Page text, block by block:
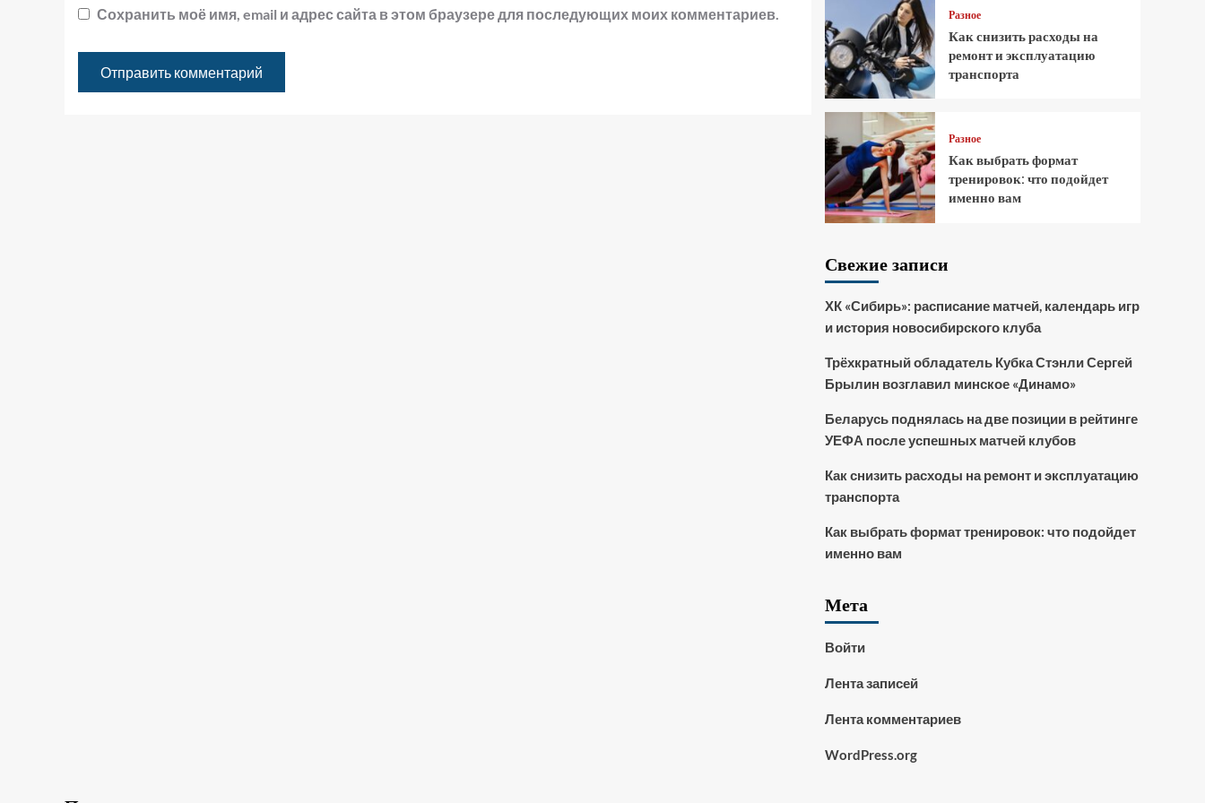
Сохранить моё имя, email и адрес сайта в этом браузере для последующих моих комментариев. Разное
Как снизить расходы на
ремонт и эксплуатацию
транспорта
Разное
Как выбрать формат
тренировок: что подойдет
именно вам
Свежие записи
ХК «Сибирь»: расписание матчей, календарь игр
и история новосибирского клуба
Трёхкратный обладатель Кубка Стэнли Сергей
Брылин возглавил минское «Динамо»
Беларусь поднялась на две позиции в рейтинге
УЕФА после успешных матчей клубов
Как снизить расходы на ремонт и эксплуатацию
транспорта
Как выбрать формат тренировок: что подойдет
именно вам
Мета
Войти
Лента записей
Лента комментариев
WordPress.org